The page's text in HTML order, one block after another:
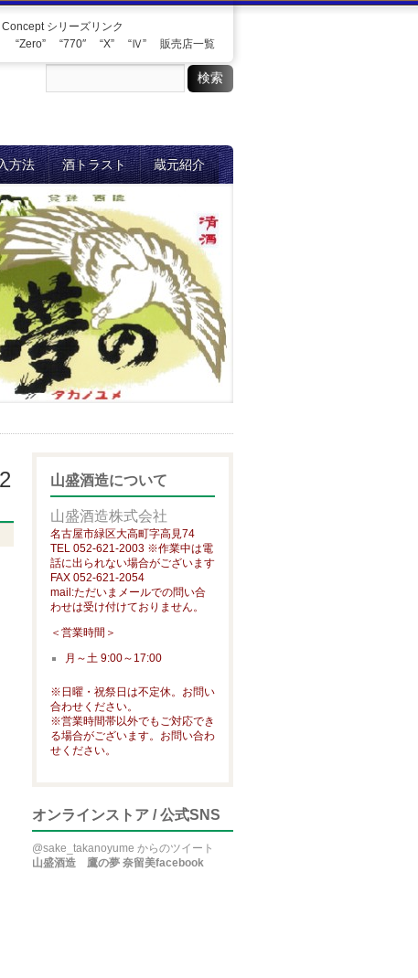
Concept シリーズリンク
“Zero”
“770″ “X” “Ⅳ” 販売店一覧
方法 酒トラスト 蔵元紹介
山盛酒造について
山盛酒造株式会社
名古屋市緑区大高町字高見74
TEL 052-621-2003 ※作業中は電
話に出られない場合がございます
FAX 052-621-2054
mail:ただいまメールでの問い合
わせは受け付けておりません。
＜営業時間＞
月～土 9:00～17:00
※日曜・祝祭日は不定休。お問い
合わせください。
※営業時間帯以外でもご対応でき
る場合がございます。お問い合わ
せください。
オンラインストア / 公式SNS
@sake_takanoyume からのツイート
山盛酒造 鷹の夢 奈留美facebook